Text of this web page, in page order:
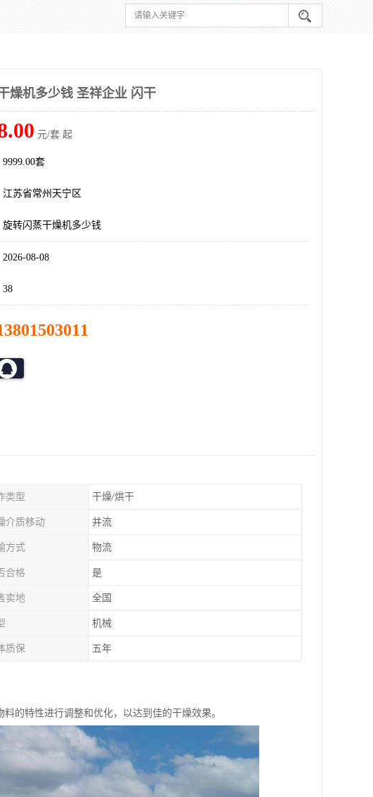
燥机多少钱 圣祥企业 闪干
元/套 起
9999.00套
江苏省常州天宁区
旋转闪蒸干燥机多少钱
2026-08-08
38
类型 干燥/烘干
介质移动 并流
方式 物流
合格 是
卖地 全国
机械
质保 五年
的特性进行调整和优化，以达到佳的干燥效果。